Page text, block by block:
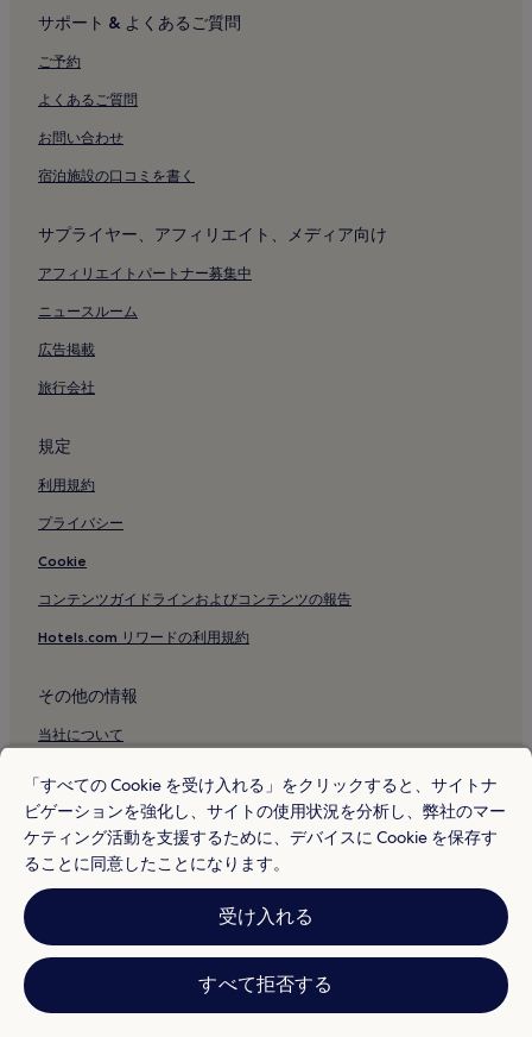
メイン ビーチのビジネスホテル
ゴールド コースト コンベンション & エキシビジョン センター
付近のホテル
マリーナ ミラージュ ショッピング センター付近のホテル
ろう人形館付近のホテル
シェブロンルネッサンス付近のホテル
パシフィック フェア ショッピングセンター付近のホテル
ゴールド コーストのプールのあるホテル
ゴールド コーストの駐車場のあるホテル
ゴールド コーストのジムのあるホテル
ゴールド コーストの朝食無料のホテル
ゴールド コーストのキッチン付きのホテル
ゴールド コーストのコテージ
ゴールド コーストのホステル
ゴールド コーストのヴィラ
ゴールド コーストのアパートメント
ゴールド コーストのアパートスタイルホテル
ゴールド コーストのリゾート
ゴールド コーストのゲストハウス
ゴールド コーストのベッド & ブレックファスト
ゴールド コーストのモーテル
サポート & よくあるご質問
ご予約
よくあるご質問
お問い合わせ
宿泊施設の口コミを書く
サプライヤー、アフィリエイト、メディア向け
アフィリエイトパートナー募集中
ニュースルーム
広告掲載
旅行会社
規定
利用規約
プライバシー
Cookie
コンテンツガイドラインおよびコンテンツの報告
Hotels.com リワードの利用規約
その他の情報
当社について
旅行ガイド
Hotels.com リワード
* 一部のホテルは、チェックイン日の 24 時間以上前までにキャンセルす
ることを条件としています。詳細はウェブサイトでご覧ください。
© 2026 Hotels.com, L.P., an Expedia Group company. All rights reserved.
Hotels.com および Hotels.com のロゴは、Hotels.com, L.P. の商標または
「すべての Cookie を受け入れる」をクリックすると、サイトナ
ビゲーションを強化し、サイトの使用状況を分析し、弊社のマー
ケティング活動を支援するために、デバイスに Cookie を保存す
ることに同意したことになります。
受け入れる
すべて拒否する